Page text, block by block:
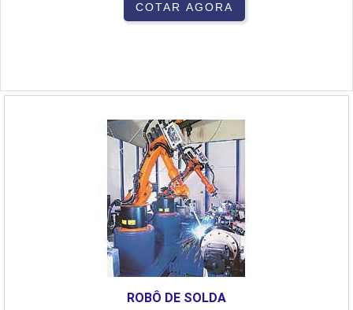
COTAR AGORA
ROBÔ DE SOLDA